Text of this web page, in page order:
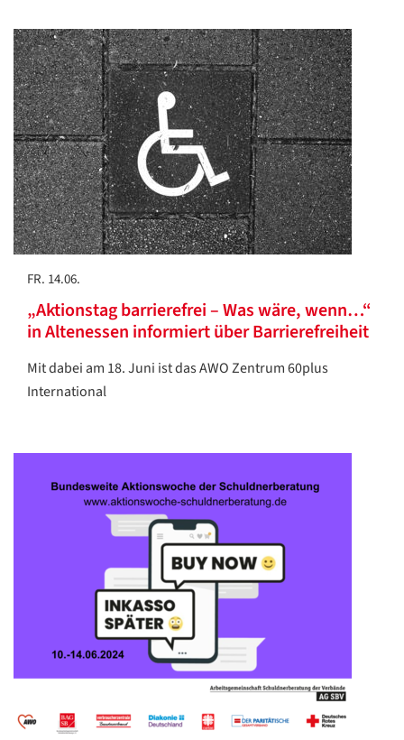
FR. 14.06.
„Aktionstag barrierefrei – Was wäre, wenn…“
in Altenessen informiert über Barrierefreiheit
Mit dabei am 18. Juni ist das AWO Zentrum 60plus
International